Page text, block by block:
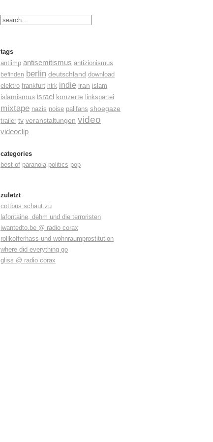
tags
antiimp antisemitismus antizionismus
befinden berlin deutschland download
elektro frankfurt htrk indie iran islam
islamismus israel konzerte linkspartei
mixtape nazis noise palifans shoegaze
trailer tv veranstaltungen video
videoclip
categories
best of paranoia politics pop
zuletzt
cottbus schaut zu
lafontaine, dehm und die terroristen
iwantedto.be @ radio corax
rollkofferhass und wohnraumprostitution
where did everything go
gliss @ radio corax